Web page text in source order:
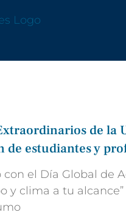
de la
de estudiantes y
el Día Global de
y clima a tu